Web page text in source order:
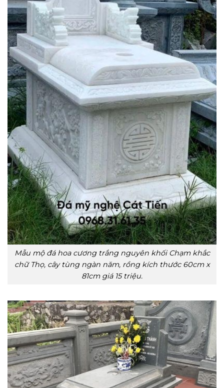
Mẫu mộ đá hoa cương trắng nguyên khối Chạm khắc
chữ Thọ, cây tùng ngàn năm, rồng kích thước 60cm x
81cm giá 15 triệu.